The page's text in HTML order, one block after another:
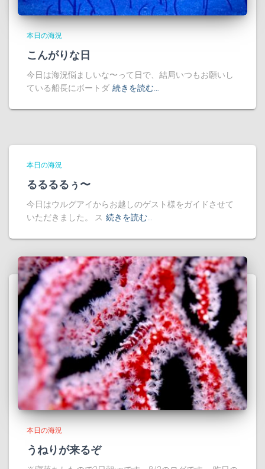
本日の海況
こんがりな日
今日は海況悩ましいな〜って日で、結局いつもお願いし
ている船長にボートダ 続きを読む…
本日の海況
るるるるぅ〜
今日はウルグアイからお越しのゲスト様をガイドさせて
いただきました。 ス 続きを読む…
本日の海況
うねりが来るぞ